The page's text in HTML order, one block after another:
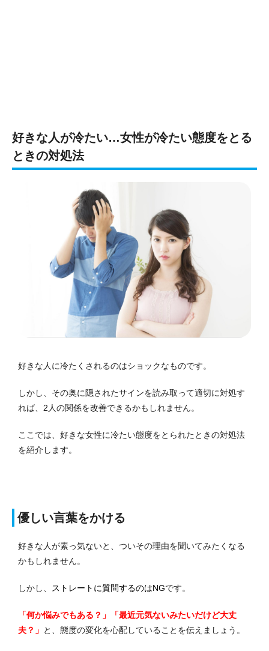
好きな人が冷たい…女性が冷たい態度をとる
ときの対処法
好きな人に冷たくされるのはショックなものです。
しかし、その奥に隠されたサインを読み取って適切に対処す
れば、2人の関係を改善できるかもしれません。
ここでは、好きな女性に冷たい態度をとられたときの対処法
を紹介します。
優しい言葉をかける
好きな人が素っ気ないと、ついその理由を聞いてみたくなる
かもしれません。
しかし、 ストレートに質問するのはNGです。
「何か悩みでもある？」「最近元気ないみたいだけど大丈
夫？」 と、態度の変化を心配していることを伝えましょう。